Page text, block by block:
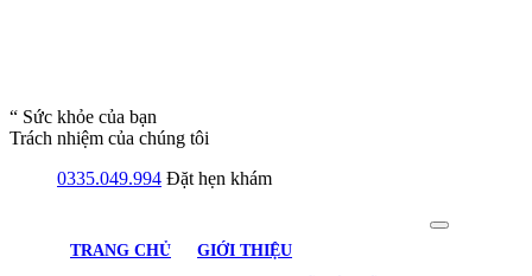
“ Sức khỏe của bạn
Trách nhiệm của chúng tôi
0335.049.994 Đặt hẹn khám
TRANG CHỦ
GIỚI THIỆU